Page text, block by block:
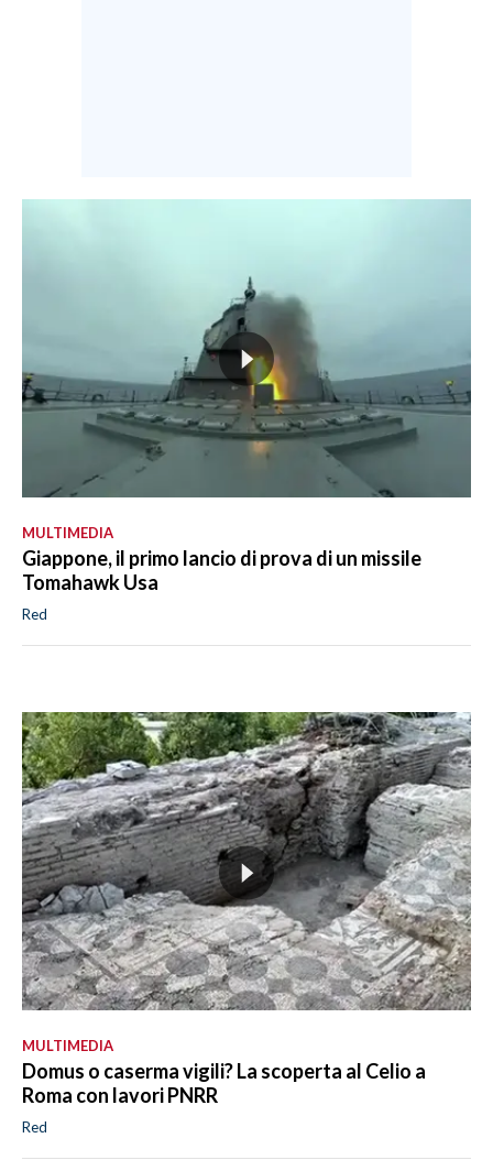
MULTIMEDIA
Giappone, il primo lancio di prova di un missile
Tomahawk Usa
Red
MULTIMEDIA
Domus o caserma vigili? La scoperta al Celio a
Roma con lavori PNRR
Red